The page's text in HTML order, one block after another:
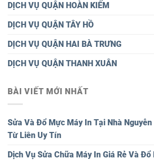
DỊCH VỤ QUẬN HOÀN KIẾM
DỊCH VỤ QUẬN TÂY HỒ
DỊCH VỤ QUẬN HAI BÀ TRƯNG
DỊCH VỤ QUẬN THANH XUÂN
BÀI VIẾT MỚI NHẤT
Sửa Và Đổ Mực Máy In Tại Nhà Nguyễn
Từ Liên Uy Tín
Dịch Vụ Sửa Chữa Máy In Giá Rẻ Và